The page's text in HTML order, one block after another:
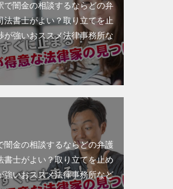
で闇金の相談するならどの弁
法書士がよい？取り立てを止
が強いおススメ法律事務所な
闇金の相談するならどの弁護
書士がよい？取り立てを止め
強いおススメ法律事務所など